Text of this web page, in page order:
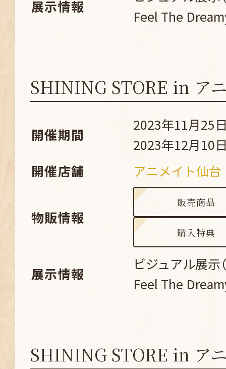
展示情報
Feel The
SHINING STORE in ア
開催期間
2023年11月25
2023年12月10
開催店舗
アニメイト仙台
物販情報
販売商品
購入特典
展示情報
ビジュアル展
Feel The
SHINING STORE in ア